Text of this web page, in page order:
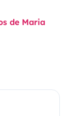
de Maria